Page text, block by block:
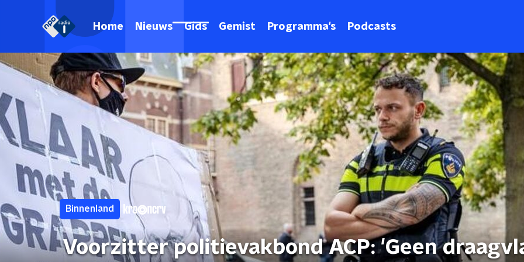
Home Nieuws Gids Gemist Programma's Podcasts
Binnenland
Voorzitter politievakbond ACP: 'Geen